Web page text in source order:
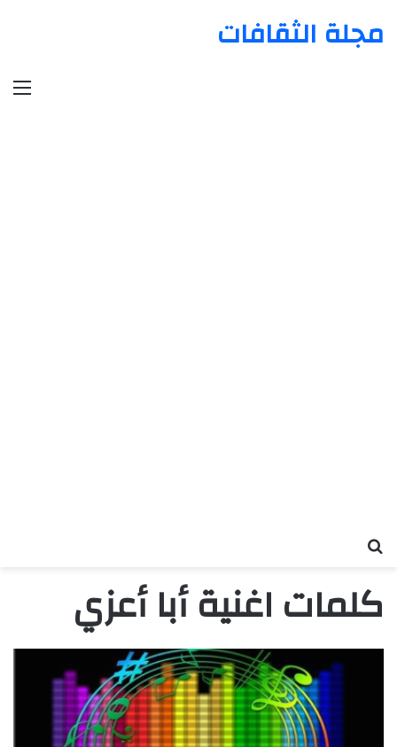
مجلة الثقافات
كلمات اغنية أبا أعزي